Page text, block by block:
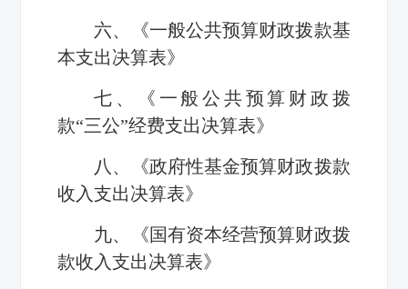
六、《一般公共预算财政拨款基
本支出决算表》
七、《一般公共预算财政拨
款“三公”经费支出决算表》
八、《政府性基金预算财政拨款
收入支出决算表》
九、《国有资本经营预算财政拨
款收入支出决算表》